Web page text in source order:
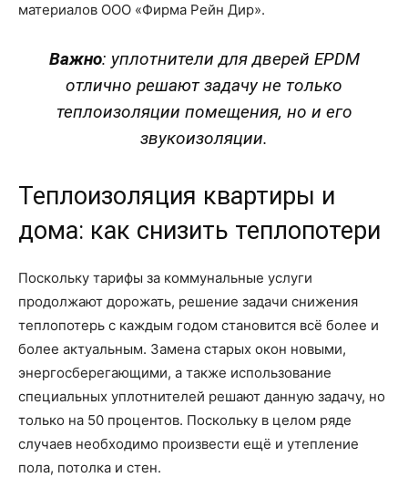
материалов ООО «Фирма Рейн Дир».
Важно: уплотнители для дверей EPDM
отлично решают задачу не только
теплоизоляции помещения, но и его
звукоизоляции.
Теплоизоляция квартиры и
дома: как снизить теплопотери
Поскольку тарифы за коммунальные услуги
продолжают дорожать, решение задачи снижения
теплопотерь с каждым годом становится всё более и
более актуальным. Замена старых окон новыми,
энергосберегающими, а также использование
специальных уплотнителей решают данную задачу, но
только на 50 процентов. Поскольку в целом ряде
случаев необходимо произвести ещё и утепление
пола, потолка и стен.